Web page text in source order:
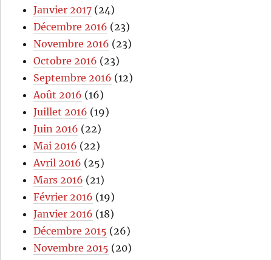
Janvier 2017 (24)
Décembre 2016 (23)
Novembre 2016 (23)
Octobre 2016 (23)
Septembre 2016 (12)
Août 2016 (16)
Juillet 2016 (19)
Juin 2016 (22)
Mai 2016 (22)
Avril 2016 (25)
Mars 2016 (21)
Février 2016 (19)
Janvier 2016 (18)
Décembre 2015 (26)
Novembre 2015 (20)